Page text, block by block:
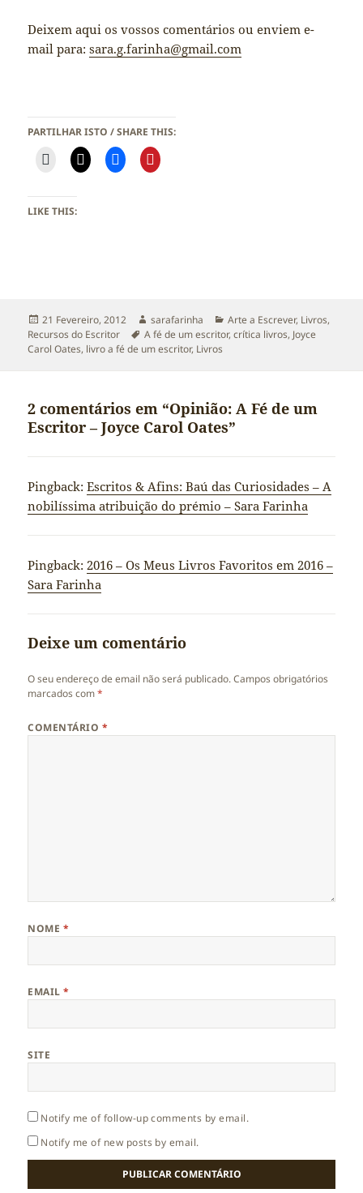
Deixem aqui os vossos comentários ou enviem e-
mail para:sara.g.farinha@gmail.com
PARTILHAR ISTO / SHARE THIS:
LIKE THIS:
Publicado
a
21 Fevereiro, 2012 Autor
sarafarinha Categorias
Arte a Escrever, Livros,
Recursos do Escritor
Etiquetas
A fé de um escritor,crítica livros, Joyce
Carol Oates, livro a fé de um escritor, Livros
2 comentários em “Opinião: A Fé de um
Escritor – Joyce Carol Oates”
Pingback:Escritos & Afins: Baú das Curiosidades – A
nobilíssima atribuição do prémio – Sara Farinha
Pingback: 2016 – Os Meus Livros Favoritos em 2016 –
Sara Farinha
Deixe um comentário
O seu endereço de email não será publicado. Campos obrigatórios
marcados com*
COMENTÁRIO *
NOME *
EMAIL*
SITE
Notify me of follow-up comments by email.
Notify me of new posts by email.